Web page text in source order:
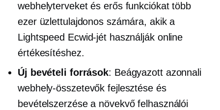
webhelyterveket és erős funkciókat több
ezer üzlettulajdonos számára, akik a
Lightspeed Ecwid-jét használják online
értékesítéshez.
Új bevételi források: Beágyazott azonnali
webhely-összetevők fejlesztése és
bevételszerzése a növekvő felhasználói